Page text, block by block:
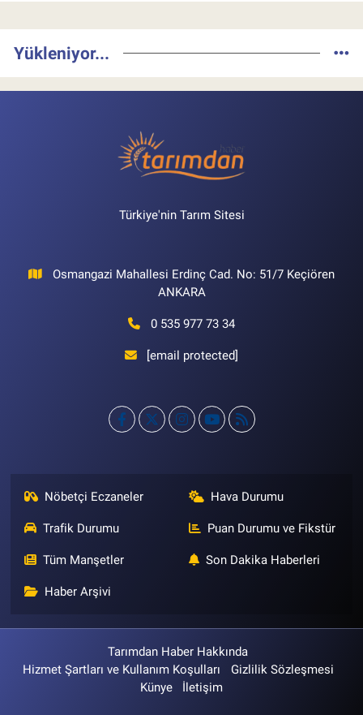
Yükleniyor...
Türkiye'nin Tarım Sitesi
Osmangazi Mahallesi Erdinç Cad. No: 51/7 Keçiören
ANKARA
0 535 977 73 34
[email protected]
Nöbetçi Eczaneler Hava Durumu
Trafik Durumu Puan Durumu ve Fikstür
Tüm Manşetler Son Dakika Haberleri
Haber Arşivi
Tarımdan Haber Hakkında
Hizmet Şartları ve Kullanım Koşulları
Gizlilik Sözleşmesi
Künye
İletişim